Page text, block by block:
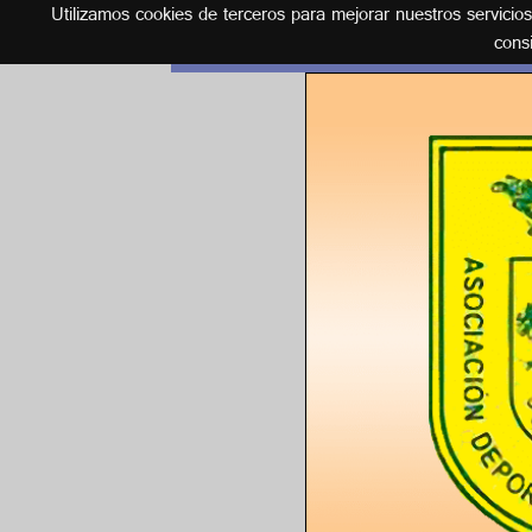
Utilizamos cookies de terceros para mejorar nuestros
Español